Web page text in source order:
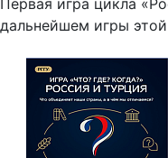
Первая игра цикла
дальнейшем игры